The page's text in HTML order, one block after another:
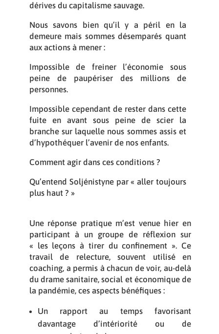
dérives du capitalisme sauvage.
Nous savons bien qu’il y a péril en la
demeure mais sommes désemparés quant
aux actions à mener :
Impossible de freiner l’économie sous
peine de paupériser des millions de
personnes.
Impossible cependant de rester dans cette
fuite en avant sous peine de scier la
branche sur laquelle nous sommes assis et
d’hypothéquer l’avenir de nos enfants.
Comment agir dans ces conditions ?
Qu’entend Soljénistyne par « aller toujours
plus haut ? »
Une réponse pratique m’est venue hier en
participant à un groupe de réflexion sur
« les leçons à tirer du confinement ». Ce
travail de relecture, souvent utilisé en
coaching, a permis à chacun de voir, au-delà
du drame sanitaire, social et économique de
la pandémie, ces aspects bénéfiques :
Un rapport au temps favorisant
davantage d’intériorité ou de